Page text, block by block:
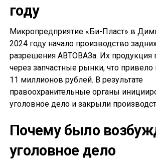
году
Микропредприятие «Би-Пласт» в
2024 году начало производство
разрешения АВТОВАЗа. Их продукция
через запчастные рынки, что
11 миллионов рублей. В результате
правоохранительные органы
уголовное дело и закрыли
Почему было
уголовное дело